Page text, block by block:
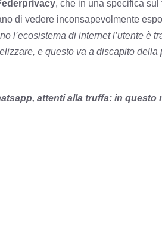
, che in una specifica
di vedere inconsapevolmente
l’ecosistema di internet l’utente è
e questo va a discapito
attenti alla truffa: in questo